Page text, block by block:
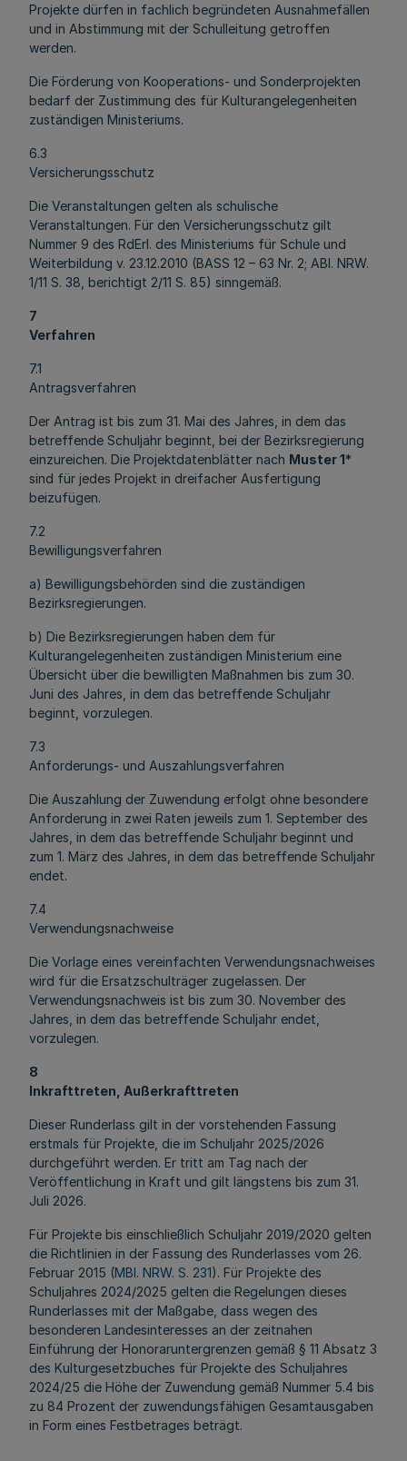
Projekte dürfen in fachlich begründeten Ausnahmefällen
und in Abstimmung mit der Schulleitung getroffen
werden.
Die Förderung von Kooperations- und Sonderprojekten
bedarf der Zustimmung des für Kulturangelegenheiten
zuständigen Ministeriums.
6.3
Versicherungsschutz
Die Veranstaltungen gelten als schulische
Veranstaltungen. Für den Versicherungsschutz gilt
Nummer 9 des RdErl. des Ministeriums für Schule und
Weiterbildung v. 23.12.2010 (BASS 12 – 63 Nr. 2; ABl. NRW.
1/11 S. 38, berichtigt 2/11 S. 85) sinngemäß.
7
Verfahren
7.1
Antragsverfahren
Der Antrag ist bis zum 31. Mai des Jahres, in dem das
betreffende Schuljahr beginnt, bei der Bezirksregierung
einzureichen. Die Projektdatenblätter nach Muster 1*
sind für jedes Projekt in dreifacher Ausfertigung
beizufügen.
7.2
Bewilligungsverfahren
a) Bewilligungsbehörden sind die zuständigen
Bezirksregierungen.
b) Die Bezirksregierungen haben dem für
Kulturangelegenheiten zuständigen Ministerium eine
Übersicht über die bewilligten Maßnahmen bis zum 30.
Juni des Jahres, in dem das betreffende Schuljahr
beginnt, vorzulegen.
7.3
Anforderungs- und Auszahlungsverfahren
Die Auszahlung der Zuwendung erfolgt ohne besondere
Anforderung in zwei Raten jeweils zum 1. September des
Jahres, in dem das betreffende Schuljahr beginnt und
zum 1. März des Jahres, in dem das betreffende Schuljahr
endet.
7.4
Verwendungsnachweise
Die Vorlage eines vereinfachten Verwendungsnachweises
wird für die Ersatzschulträger zugelassen. Der
Verwendungsnachweis ist bis zum 30. November des
Jahres, in dem das betreffende Schuljahr endet,
vorzulegen.
8
Inkrafttreten, Außerkrafttreten
Dieser Runderlass gilt in der vorstehenden Fassung
erstmals für Projekte, die im Schuljahr 2025/2026
durchgeführt werden. Er tritt am Tag nach der
Veröffentlichung in Kraft und gilt längstens bis zum 31.
Juli 2026.
Für Projekte bis einschließlich Schuljahr 2019/2020 gelten
die Richtlinien in der Fassung des Runderlasses vom 26.
Februar 2015 (MBl. NRW. S. 231). Für Projekte des
Schuljahres 2024/2025 gelten die Regelungen dieses
Runderlasses mit der Maßgabe, dass wegen des
besonderen Landesinteresses an der zeitnahen
Einführung der Honoraruntergrenzen gemäß § 11 Absatz 3
des Kulturgesetzbuches für Projekte des Schuljahres
2024/25 die Höhe der Zuwendung gemäß Nummer 5.4 bis
zu 84 Prozent der zuwendungsfähigen Gesamtausgaben
in Form eines Festbetrages beträgt.